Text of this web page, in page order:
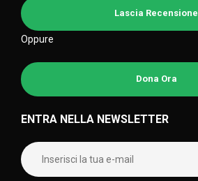
Lascia Recensione
Oppure
Dona Ora
ENTRA NELLA NEWSLETTER